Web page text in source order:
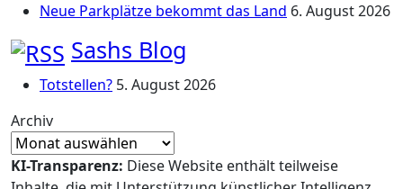
Neue Parkplätze bekommt das Land 6. August 2026
Sashs Blog
Totstellen? 5. August 2026
Archiv
KI-Transparenz: Diese Website enthält teilweise